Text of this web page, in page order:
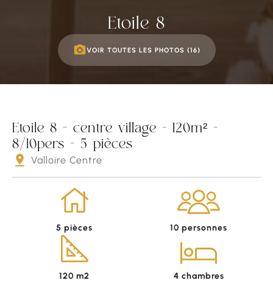
Etoile 8
VOIR TOUTES LES PHOTOS (16)
Etoile 8 - centre village - 120m² -
8/10pers - 5 pièces
Valloire Centre
5 pièces 10 personnes
120 m2 4 chambres